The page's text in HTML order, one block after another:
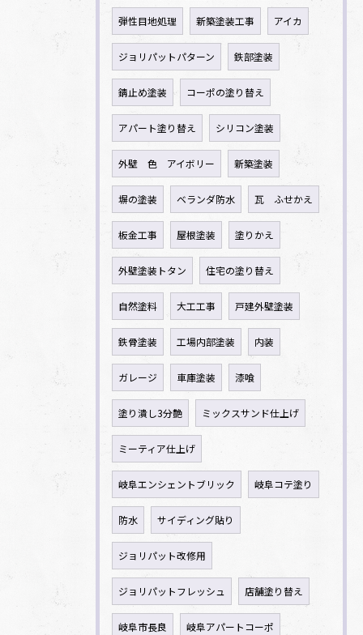
弾性目地処理 新築塗装工事 アイカ
ジョリパットパターン 鉄部塗装
錆止め塗装 コーポの塗り替え
アパート塗り替え シリコン塗装
外壁 色 アイボリー 新築塗装
塀の塗装 ベランダ防水 瓦 ふせかえ
板金工事 屋根塗装 塗りかえ
外壁塗装トタン 住宅の塗り替え
自然塗料 大工工事 戸建外壁塗装
鉄骨塗装 工場内部塗装 内装
ガレージ 車庫塗装 漆喰
塗り潰し3分艶 ミックスサンド仕上げ
ミーティア仕上げ
岐阜エンシェントブリック 岐阜コテ塗り
防水 サイディング貼り
ジョリパット改修用
ジョリパットフレッシュ 店舗塗り替え
岐阜市長良 岐阜アパートコーポ